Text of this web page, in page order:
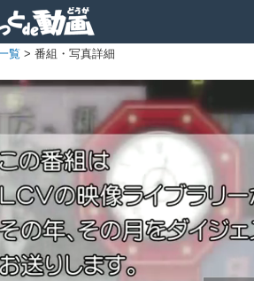
覧 > 番組・写真詳細